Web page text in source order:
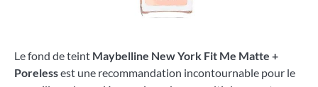
Le fond de teint Maybelline New York Fit Me Matte +
Porelessest une recommandation incontournable pour le